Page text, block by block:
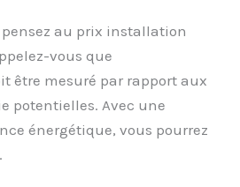
au prix installation
vous que
être mesuré par rapport aux
potentielles. Avec une
énergétique, vous pourrez